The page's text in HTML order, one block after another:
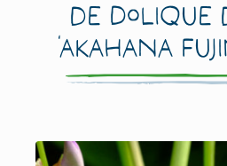
de Dolique
‘Akahana